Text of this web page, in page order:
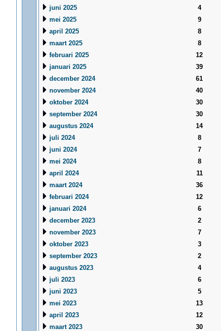
juni 2025
4
mei 2025
9
april 2025
8
maart 2025
8
februari 2025
12
januari 2025
39
december 2024
61
november 2024
40
oktober 2024
30
september 2024
30
augustus 2024
14
juli 2024
8
juni 2024
7
mei 2024
8
april 2024
11
maart 2024
36
februari 2024
12
januari 2024
6
december 2023
2
november 2023
7
oktober 2023
3
september 2023
2
augustus 2023
4
juli 2023
6
juni 2023
5
mei 2023
13
april 2023
12
maart 2023
30